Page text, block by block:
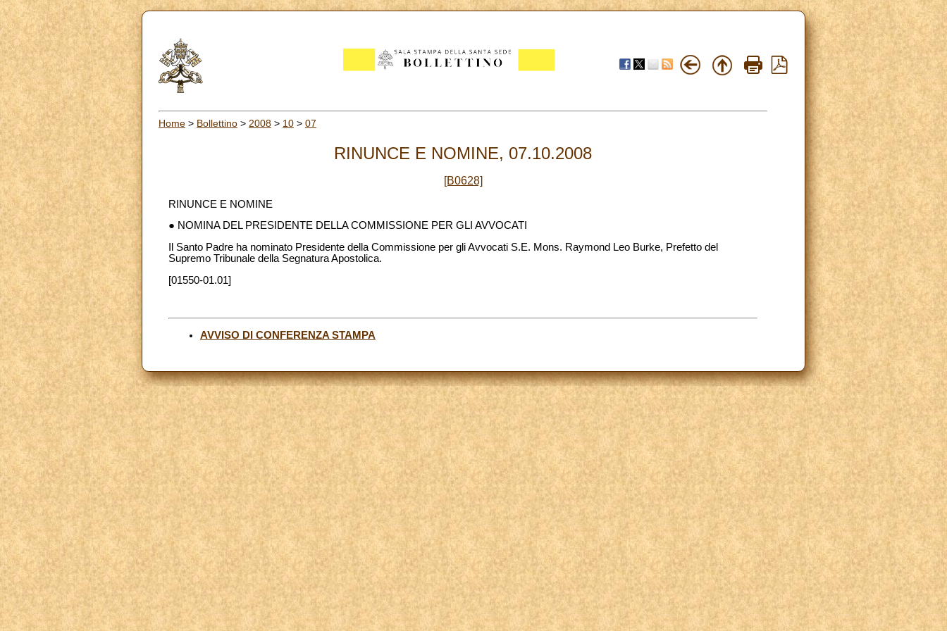
Home > Bollettino > 2008 > 10 > 07
RINUNCE E NOMINE, 07.10.2008
[B0628]
RINUNCE E NOMINE
● NOMINA DEL PRESIDENTE DELLA COMMISSIONE PER GLI AVVOCATI
Il Santo Padre ha nominato Presidente della Commissione per gli Avvocati S.E. Mons. Raymond Leo Burke, Prefetto del
Supremo Tribunale della Segnatura Apostolica.
[01550-01.01]
AVVISO DI CONFERENZA STAMPA